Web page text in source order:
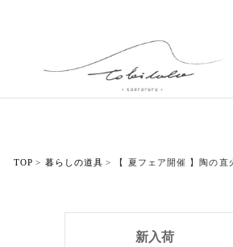
TOP 暮らしの道具 【 夏フェア開催 】陶の
新入荷